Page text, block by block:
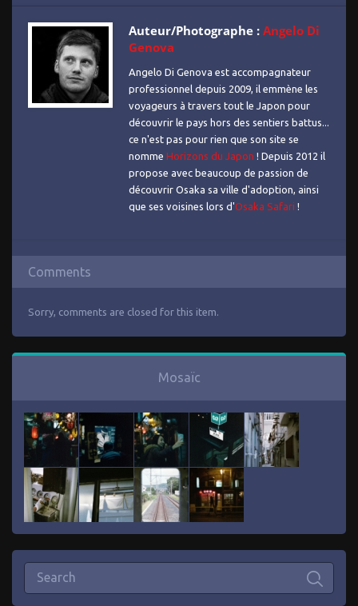
Auteur/Photographe : Angelo Di
Genova
Angelo Di Genova est accompagnateur
professionnel depuis 2009, il emmène les
voyageurs à travers tout le Japon pour
découvrir le pays hors des sentiers battus...
ce n'est pas pour rien que son site se
nomme Horizons du Japon ! Depuis 2012 il
propose avec beaucoup de passion de
découvrir Osaka sa ville d'adoption, ainsi
que ses voisines lors d'Osaka Safari !
Comments
Sorry, comments are closed for this item.
Mosaïc